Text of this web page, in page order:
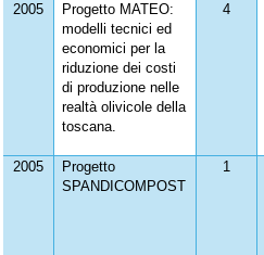
2005
Progetto MATEO:
modelli tecnici ed
economici per la
riduzione dei costi
di produzione nelle
realtà olivicole della
toscana.
4
2005
Progetto
SPANDICOMPOST
1